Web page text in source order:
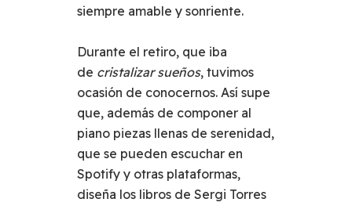
siempre amable y sonriente.
Durante el retiro, que iba
de cristalizar sueños, tuvimos
ocasión de conocernos. Así supe
que, además de componer al
piano piezas llenas de serenidad,
que se pueden escuchar en
Spotify y otras plataformas,
diseña los libros de Sergi Torres